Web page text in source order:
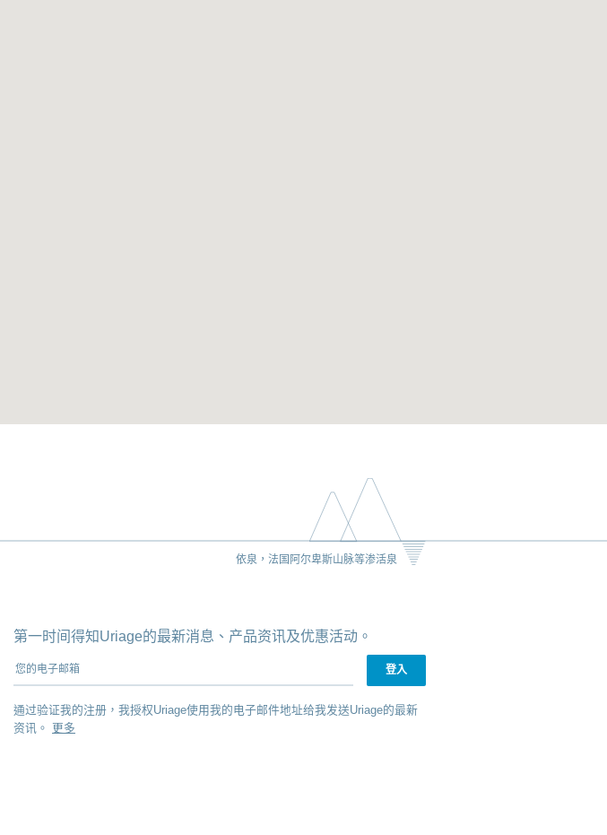
依泉，法国阿尔卑斯山脉等渗活泉
第一时间得知Uriage的最新消息、产品资讯及优惠活动。
您的电子邮箱
通过验证我的注册，我授权Uriage使用我的电子邮件地址给我发送Uriage的最新
资讯。 更多